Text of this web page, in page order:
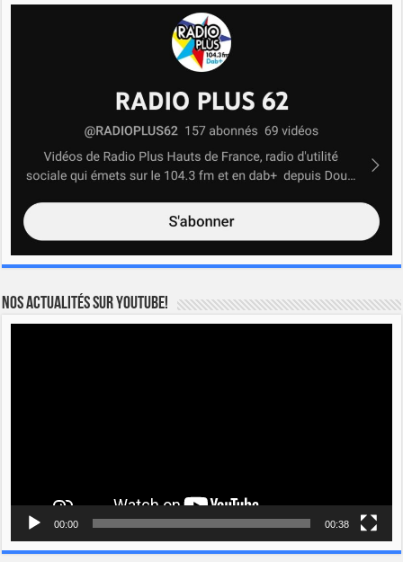
Nos actualités sur YOUTUBE!
00:00 00:38